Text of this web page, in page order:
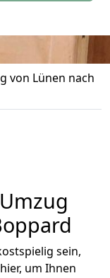
von Lünen nach
sein,
um Ihnen